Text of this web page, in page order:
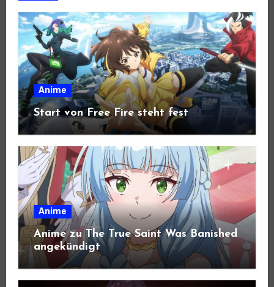
Anime
Start von Free Fire steht fest
Anime
Anime zu The True Saint Was Banished
angekündigt